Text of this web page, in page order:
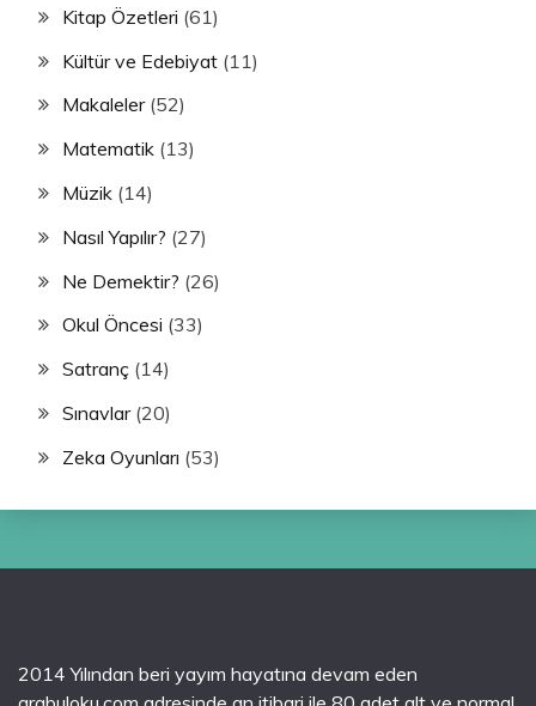
Kitap Özetleri (61)
Kültür ve Edebiyat (11)
Makaleler(52)
Matematik (13)
Müzik (14)
Nasıl Yapılır? (27)
Ne Demektir? (26)
Okul Öncesi (33)
Satranç (14)
Sınavlar(20)
Zeka Oyunları (53)
2014 Yılından beri yayım hayatına devam eden